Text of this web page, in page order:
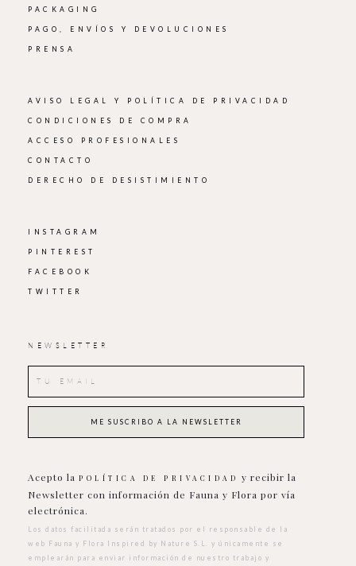
PACKAGING
PAGO, ENVÍOS Y DEVOLUCIONES
PRENSA
AVISO LEGAL Y POLÍTICA DE PRIVACIDAD
CONDICIONES DE COMPRA
ACCESO PROFESIONALES
CONTACTO
DERECHO DE DESISTIMIENTO
INSTAGRAM
PINTEREST
FACEBOOK
TWITTER
NEWSLETTER
Acepto la POLÍTICA DE PRIVACIDAD
y recibir la
Newsletter con información de Fauna y Flora por vía
electrónica.
Los datos facilitada serán tratados por el responsable de la
web Fauna y Flora Inspired by Nature S.L. y únicamente se
emplearán para enviar información de nuestro trabajo y